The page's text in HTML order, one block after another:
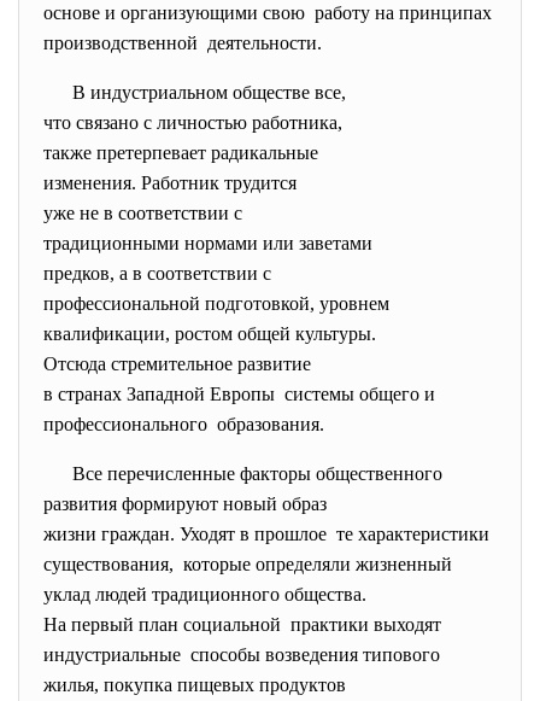
основе и организующими свою работу на принципах
производственной деятельности.
В индустриальном обществе все,
что связано с личностью работника,
также претерпевает радикальные
изменения. Работник трудится
уже не в соответствии с
традиционными нормами или заветами
предков, а в соответствии с
профессиональной подготовкой, уровнем
квалификации, ростом общей культуры.
Отсюда стремительное развитие
в странах Западной Европы системы общего и
профессионального образования.
Все перечисленные факторы общественного
развития формируют новый образ
жизни граждан. Уходят в прошлое те характеристики
существования, которые определяли жизненный
уклад людей традиционного общества.
На первый план социальной практики выходят
индустриальные способы возведения типового
жилья, покупка пищевых продуктов